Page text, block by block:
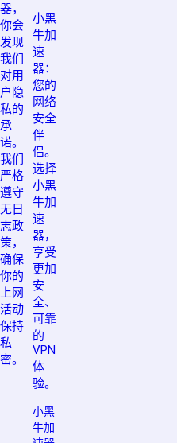
器，
你会
发现
我们
对用
户隐
私的
承
诺。
我们
严格
遵守
无日
志政
策，
确保
你的
上网
活动
保持
私
密。
小黑
牛加
速
器：
您的
网络
安全
伴
侣。
选择
小黑
牛加
速
器，
享受
更加
安
全、
可靠
的
VPN
体
验。
小黑
牛加